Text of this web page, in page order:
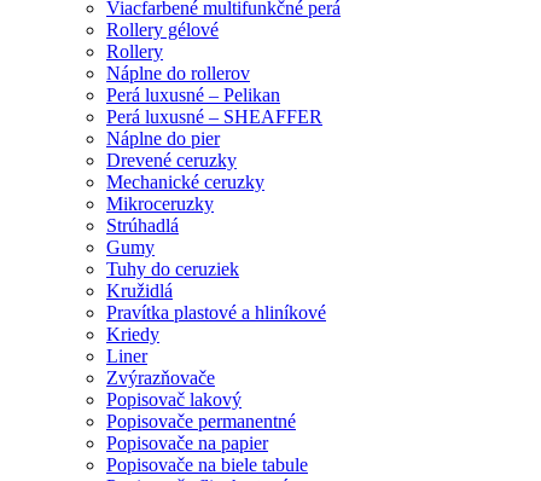
Viacfarbené multifunkčné perá
Rollery gélové
Rollery
Náplne do rollerov
Perá luxusné – Pelikan
Perá luxusné – SHEAFFER
Náplne do pier
Drevené ceruzky
Mechanické ceruzky
Mikroceruzky
Strúhadlá
Gumy
Tuhy do ceruziek
Kružidlá
Pravítka plastové a hliníkové
Kriedy
Liner
Zvýrazňovače
Popisovač lakový
Popisovače permanentné
Popisovače na papier
Popisovače na biele tabule